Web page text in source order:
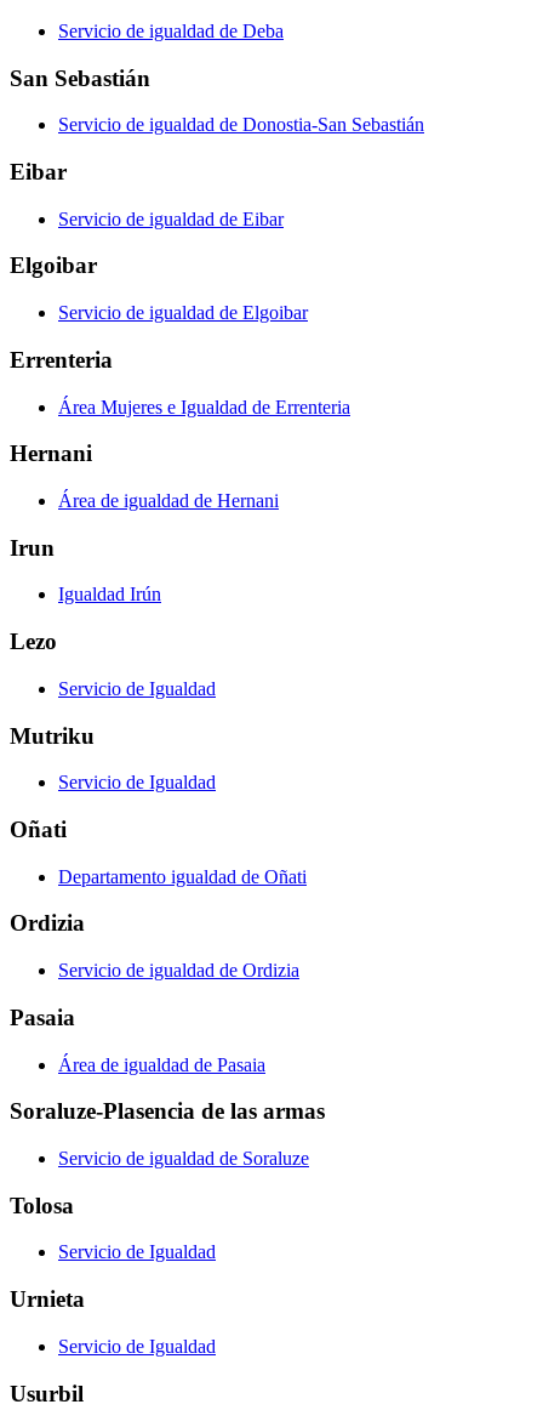
Servicio de igualdad de Deba
San Sebastián
Servicio de igualdad de Donostia-San Sebastián
Eibar
Servicio de igualdad de Eibar
Elgoibar
Servicio de igualdad de Elgoibar
Errenteria
Área Mujeres e Igualdad de Errenteria
Hernani
Área de igualdad de Hernani
Irun
Igualdad Irún
Lezo
Servicio de Igualdad
Mutriku
Servicio de Igualdad
Oñati
Departamento igualdad de Oñati
Ordizia
Servicio de igualdad de Ordizia
Pasaia
Área de igualdad de Pasaia
Soraluze-Plasencia de las armas
Servicio de igualdad de Soraluze
Tolosa
Servicio de Igualdad
Urnieta
Servicio de Igualdad
Usurbil